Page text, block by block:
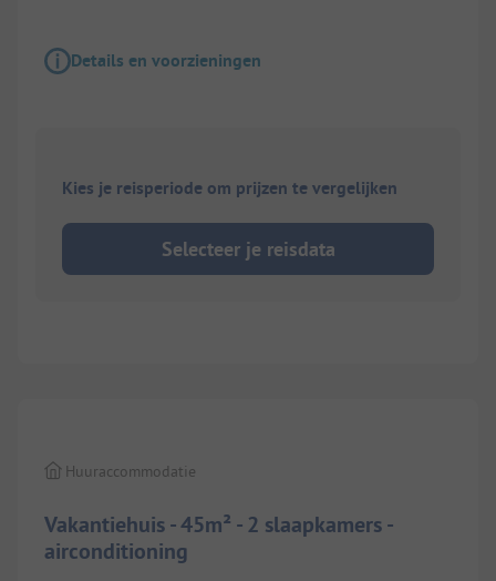
Details en voorzieningen
Kies je reisperiode om prijzen te vergelijken
Selecteer je reisdata
Vakantiehuis - 45m² - 2 slaapkamers -
airconditioning
Huuraccommodatie